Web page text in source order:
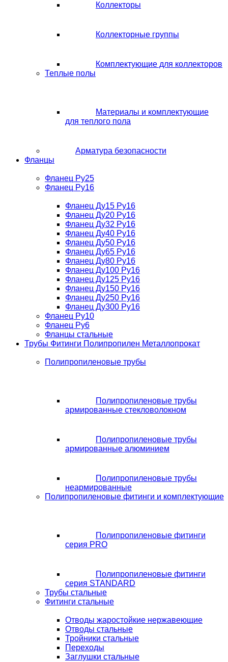
Коллекторы
Коллекторные группы
Комплектующие для коллекторов
Теплые полы
Материалы и комплектующие
для теплого пола
Арматура безопасности
Фланцы
Фланец Ру25
Фланец Ру16
Фланец Ду15 Ру16
Фланец Ду20 Ру16
Фланец Ду32 Ру16
Фланец Ду40 Ру16
Фланец Ду50 Ру16
Фланец Ду65 Ру16
Фланец Ду80 Ру16
Фланец Ду100 Ру16
Фланец Ду125 Ру16
Фланец Ду150 Ру16
Фланец Ду250 Ру16
Фланец Ду300 Ру16
Фланец Ру10
Фланец Ру6
Фланцы стальные
Трубы Фитинги Полипропилен Металлопрокат
Полипропиленовые трубы
Полипропиленовые трубы
армированные стекловолокном
Полипропиленовые трубы
армированные алюминием
Полипропиленовые трубы
неармированные
Полипропиленовые фитинги и комплектующие
Полипропиленовые фитинги
серия PRO
Полипропиленовые фитинги
серия STANDARD
Трубы стальные
Фитинги стальные
Отводы жаростойкие нержавеющие
Отводы стальные
Тройники стальные
Переходы
Заглушки стальные